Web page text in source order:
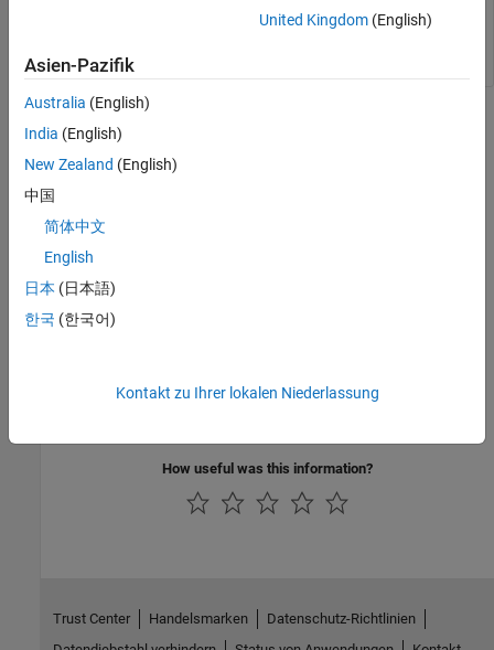
Simulink.LibraryDictionary.resetLibraryLinks
Version History
Introduced in R2022a
See Also
Simulink.LibraryDictionary.refresh
Topics
Create Custom Library
How useful was this information?
United Kingdom(English)
Asien-Pazifik
Australia (English)
India (English)
New Zealand (English)
中国
简体中文
English
日本 (日本語)
한국 (한국어)
Kontakt zu Ihrer lokalen Niederlassung
Trust Center Handelsmarken
Datenschutz-Richtlinien